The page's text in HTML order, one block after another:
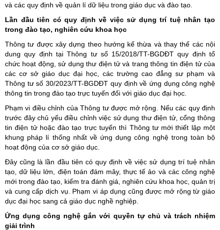
và các quy định về quản lí dữ liệu trong giáo dục và đào tạo.
Lần đầu tiên có quy định về việc sử dụng trí tuệ nhân tạo
trong đào tạo, nghiên cứu khoa học
Thông tư được xây dựng theo hướng kế thừa và thay thế các nội
dung quy định tại Thông tư số 15/2018/TT-BGDĐT quy định tổ
chức hoạt động, sử dụng thư điện tử và trang thông tin điện tử của
các cơ sở giáo dục đại học, các trường cao đẳng sư phạm và
Thông tư số 30/2023/TT-BGDĐT quy định về ứng dụng công nghệ
thông tin trong đào tạo trực tuyến đối với giáo dục đại học.
Phạm vi điều chỉnh của Thông tư được mở rộng. Nếu các quy định
trước đây chủ yếu điều chỉnh việc sử dụng thư điện tử, cổng thông
tin điện tử hoặc đào tạo trực tuyến thì Thông tư mới thiết lập một
khung pháp lí thống nhất về ứng dụng công nghệ trong toàn bộ
hoạt động của cơ sở giáo dục.
Đây cũng là lần đầu tiên có quy định về việc sử dụng trí tuệ nhân
tạo, dữ liệu lớn, điện toán đám mây, thực tế ảo và các công nghệ
mới trong đào tạo, kiểm tra đánh giá, nghiên cứu khoa học, quản trị
và cung cấp dịch vụ. Phạm vi áp dụng cũng được mở rộng từ giáo
dục đại học sang cả giáo dục nghề nghiệp.
Ứng dụng công nghệ gắn với quyền tự chủ và trách nhiệm
giải trình